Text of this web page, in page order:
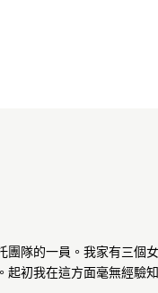
隊的一員。我家有三個
初我在這方面毫無經驗